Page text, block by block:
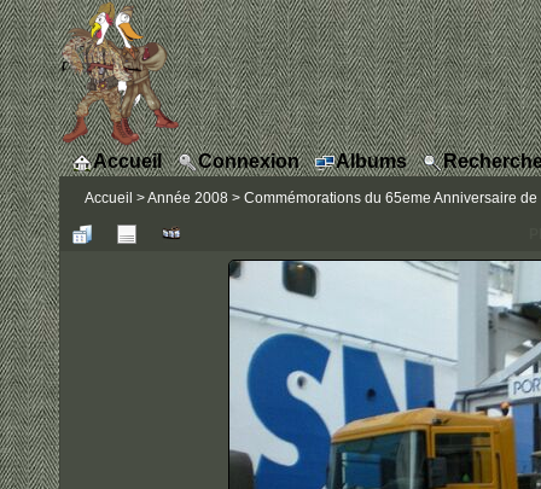
Accueil Connexion Albums
Accueil >Année 2008 > Commémorations du 65eme Anniversaire